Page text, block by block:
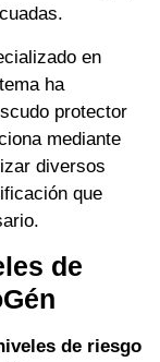
en
ha
protector
mediante
diversos
que
de
de riesgo